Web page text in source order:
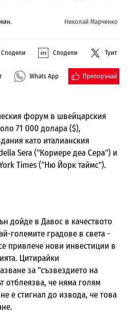
Николай Марченко
Сподели Сподели Туит
Whats App Препоръчай
форум в швейцарския
71 000 долара ($),
като италианския
Sera ("Кориере деа Сера") и
Times ("Ню Йорк таймс").
дойде в Давос в качеството
големите градове в света -
привлече нови инвестиции в
Цитирайки
за "съзвездието на
отблеязва, че няма голям
е стигнал до извода, че това